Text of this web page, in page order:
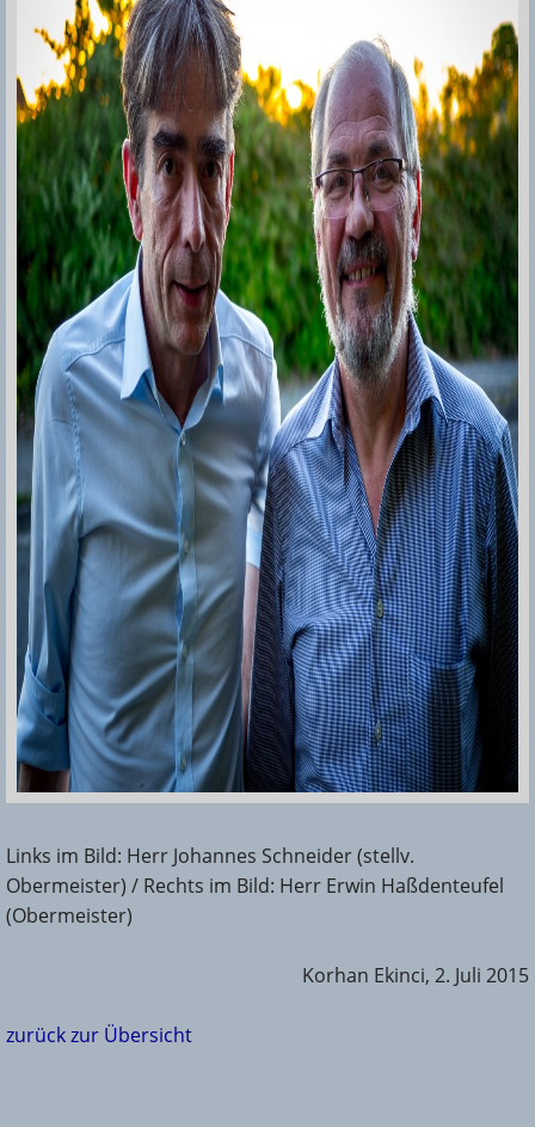
Links im Bild: Herr Johannes Schneider (stellv.
Obermeister) / Rechts im Bild: Herr Erwin Haßdenteufel
(Obermeister)
Korhan Ekinci, 2. Juli 2015
zurück zur Übersicht